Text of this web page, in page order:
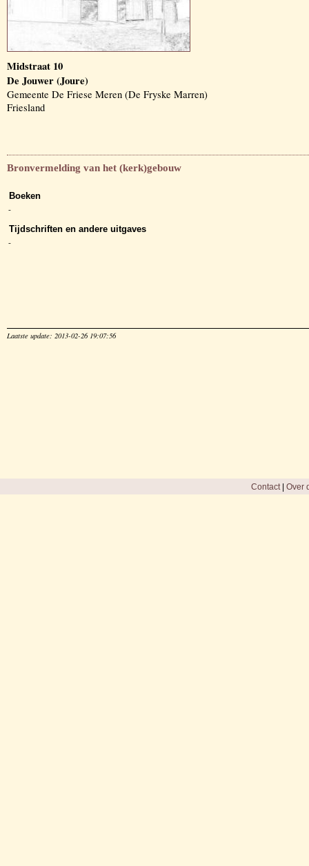
Midstraat 10
De Jouwer (Joure)
Gemeente De Friese Meren (De Fryske Marren)
Friesland
Bronvermelding van het (kerk)gebouw
Boeken
-
Tijdschriften en andere uitgaves
-
Laatste update: 2013-02-26 19:07:56
Contact| Over